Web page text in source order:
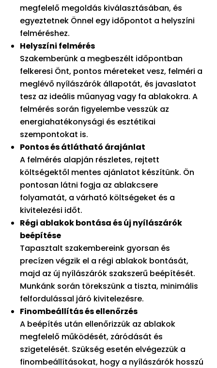
megfelelő megoldás kiválasztásában, és
egyeztetnek Önnel egy időpontot a helyszíni
felméréshez.
Helyszíni felmérés
Szakemberünk a megbeszélt időpontban
felkeresi Önt, pontos méreteket vesz, felméri a
meglévő nyílászárók állapotát, és javaslatot
tesz az ideális műanyag vagy fa ablakokra. A
felmérés során figyelembe vesszük az
energiahatékonysági és esztétikai
szempontokat is.
Pontos és átlátható árajánlat
A felmérés alapján részletes, rejtett
költségektől mentes ajánlatot készítünk. Ön
pontosan látni fogja az ablakcsere
folyamatát, a várható költségeket és a
kivitelezési időt.
Régi ablakok bontása és új nyílászárók
beépítése
Tapasztalt szakembereink gyorsan és
precízen végzik el a régi ablakok bontását,
majd az új nyílászárók szakszerű beépítését.
Munkánk során törekszünk a tiszta, minimális
felfordulással járó kivitelezésre.
Finombeállítás és ellenőrzés
A beépítés után ellenőrizzük az ablakok
megfelelő működését, záródását és
szigetelését. Szükség esetén elvégezzük a
finombeállításokat, hogy a nyílászárók hosszú